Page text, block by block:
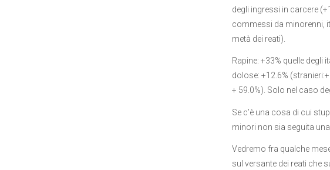
degli ingressi in carcere
commessi da minorenni,
metà dei reati).
Rapine: +33% quelle degli
dolose: +12.6%
+ 59.0%). Solo nel caso
Se c’è una cosa di cui
minori non sia seguita
Vedremo fra qualche
sul versante dei reati che